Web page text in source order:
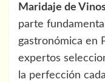
Maridaje de
parte
gastronómica en
expertos
la perfección